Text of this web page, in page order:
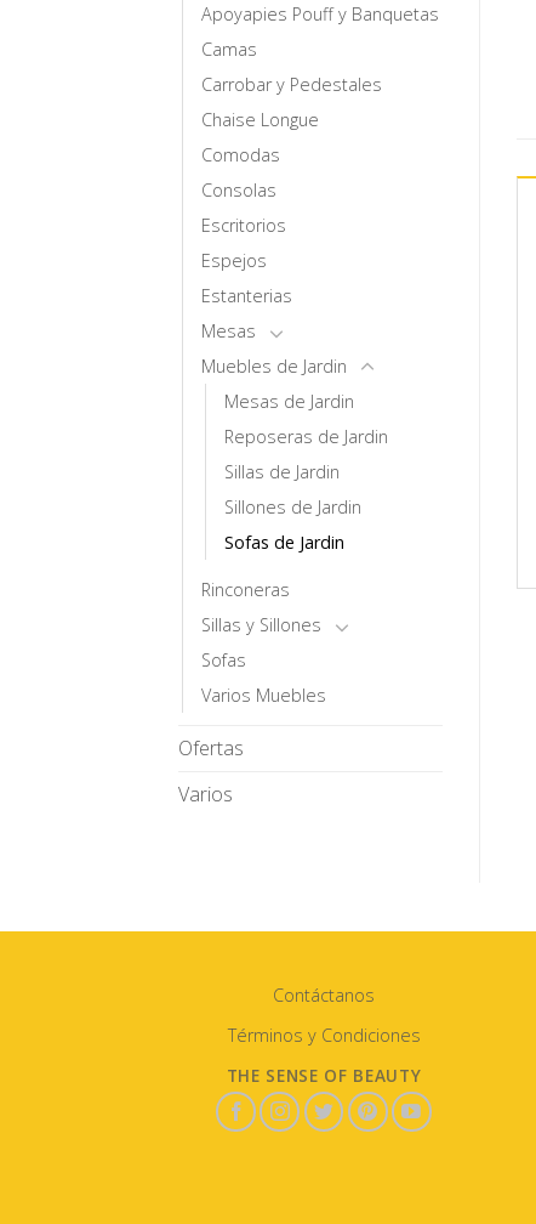
Apoyapies Pouff y Banquetas
Camas
Carrobar y Pedestales
Chaise Longue
Comodas
Consolas
Escritorios
Espejos
Estanterias
Mesas
Muebles de Jardin
Mesas de Jardin
Reposeras de Jardin
Sillas de Jardin
Sillones de Jardin
Sofas de Jardin
Rinconeras
Sillas y Sillones
Sofas
Varios Muebles
Ofertas
Varios
Contáctanos
Términos y Condiciones
THE SENSE OF BEAUTY